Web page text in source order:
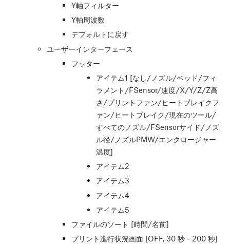
Y軸フィルター
Y軸周波数
デフォルトに戻す
ユーザーインターフェース
フッター
アイテム1 [なし/ノズル/ベッド/フィ
ラメント/FSensor/速度/X/Y/Z/Z高
さ/プリントファン/ヒートブレイクフ
ァン/ヒートブレイク/現在のツール/
すべてのノズル/FSensorサイド/ノズ
ル径/ノズルPMW/エンクロージャー
温度]
アイテム2
アイテム3
アイテム4
アイテム5
ファイルのソート [時間/名前]
プリント進行状況画面 [OFF, 30 秒 - 200 秒]